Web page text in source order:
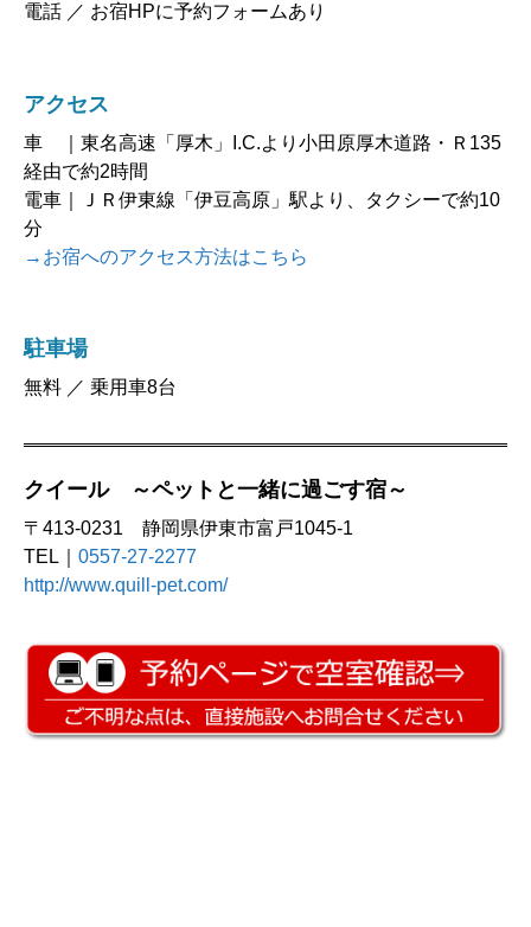
電話 ／ お宿HPに予約フォームあり
アクセス
車 ｜東名高速「厚木」I.C.より小田原厚木道路・Ｒ135
経由で約2時間
電車｜ＪＲ伊東線「伊豆高原」駅より、タクシーで約10
分
→お宿へのアクセス方法はこちら
駐車場
無料 ／ 乗用車8台
クイール ～ペットと一緒に過ごす宿～
〒413-0231 静岡県伊東市富戸1045-1
TEL｜ 0557-27-2277
http://www.quill-pet.com/